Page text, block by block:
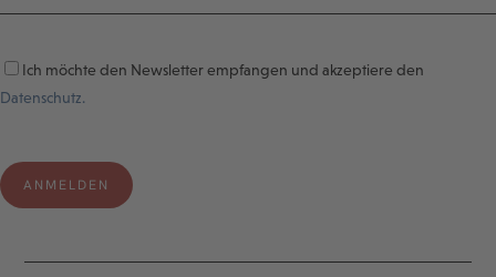
Ich möchte den Newsletter empfangen und akzeptiere den
Datenschutz.